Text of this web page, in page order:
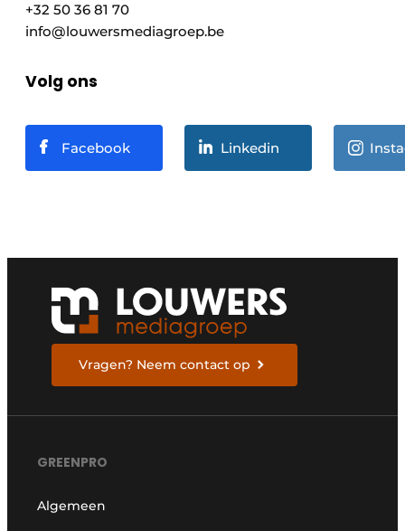
+32 50 36 81 70
info@louwersmediagroep.be
Volg ons
Facebook Linkedin
Vragen? Neem contact op
GREENPRO
Algemeen